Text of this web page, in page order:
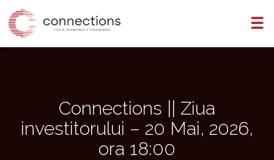
Skip
to
☰
Connections || Ziua
investitorului – 20 Mai, 2026,
ora 18:00